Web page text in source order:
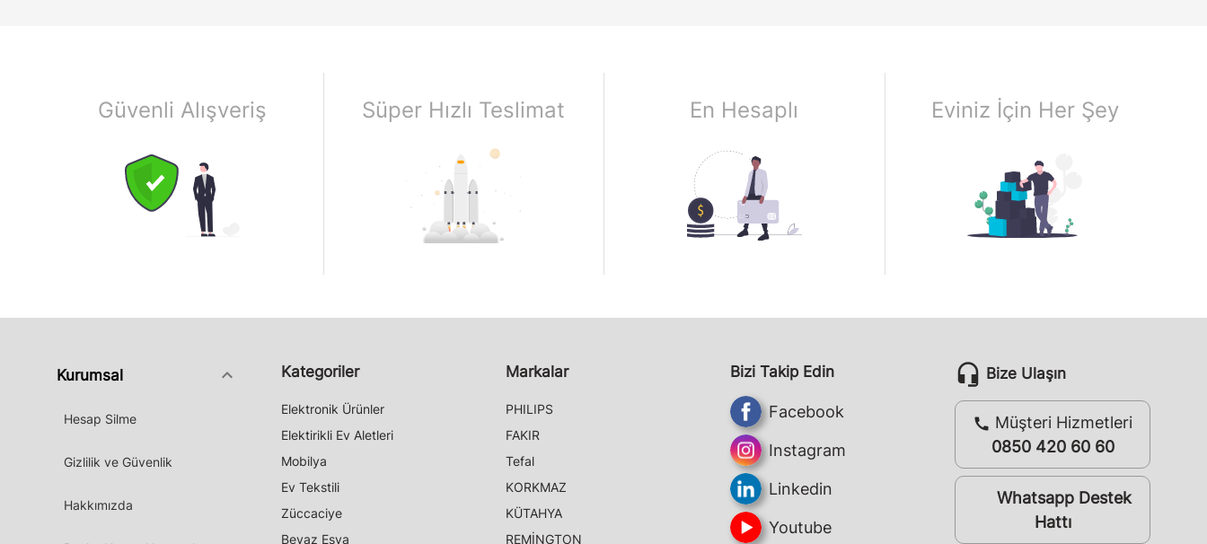
Güvenli Alışveriş Süper Hızlı Teslimat En Hesaplı Eviniz İçin Her Şey
Kurumsal keyboard_arrow_down
Hesap Silme
Gizlilik ve Güvenlik
Hakkımızda
Kategoriler
Elektronik Ürünler
Elektirikli Ev Aletleri
Mobilya
Ev Tekstili
Züccaciye
Beyaz Eşya
Markalar
PHILIPS
FAKIR
Tefal
KORKMAZ
KÜTAHYA
REMİNGTON
Bizi Takip Edin
Facebook
Instagram
Linkedin
Youtube
headset_mic Bize Ulaşın
call Müşteri Hizmetleri
0850 420 60 60
whatsappWhatsapp Destek
Hattı